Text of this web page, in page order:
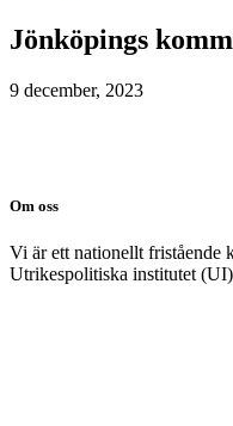
Jönköpings
9 december, 2023
Om oss
Vi är ett nationellt fristående
Utrikespolitiska institutet (UI)